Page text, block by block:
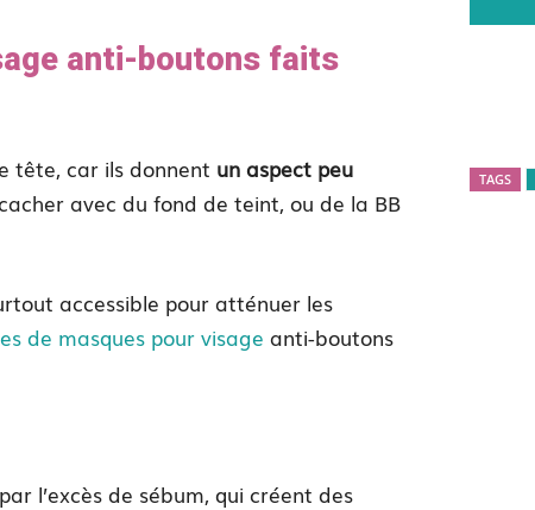
anti-boutons faits
tête, car ils donnent un aspect peu
avec du fond de teint, ou de la BB
accessible pour atténuer les
de masques pour visage anti-boutons
l’excès de sébum, qui créent des
TAGS